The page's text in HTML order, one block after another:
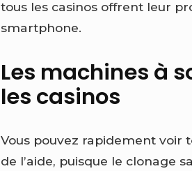
tous les casinos offrent leur
smartphone.
Les machines à
les casinos
Vous pouvez rapidement voir
de l’aide, puisque le clonage